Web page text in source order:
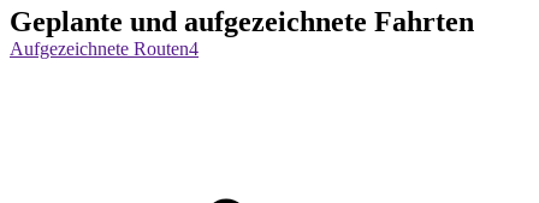
Geplante und aufgezeichnete Fahrten
Aufgezeichnete Routen4